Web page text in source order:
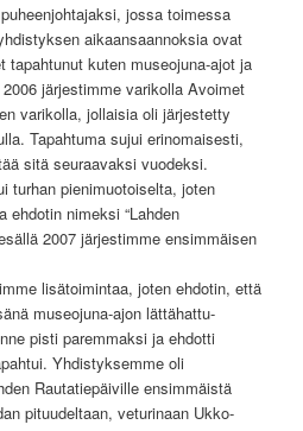
jossa toimessa
aikaansaannoksia ovat
tapahtunut kuten museojuna-ajot ja
järjestimme varikolla Avoimet
varikolla, jollaisia oli järjestetty
Tapahtuma sujui erinomaisesti,
sitä seuraavaksi vuodeksi.
turhan pienimuotoiselta, joten
ehdotin nimeksi “Lahden
2007 järjestimme ensimmäisen
lisätoimintaa, joten ehdotin, että
museojuna-ajon lättähattu-
pisti paremmaksi ja ehdotti
Yhdistyksemme oli
Rautatiepäiville ensimmäistä
pituudeltaan, veturinaan Ukko-